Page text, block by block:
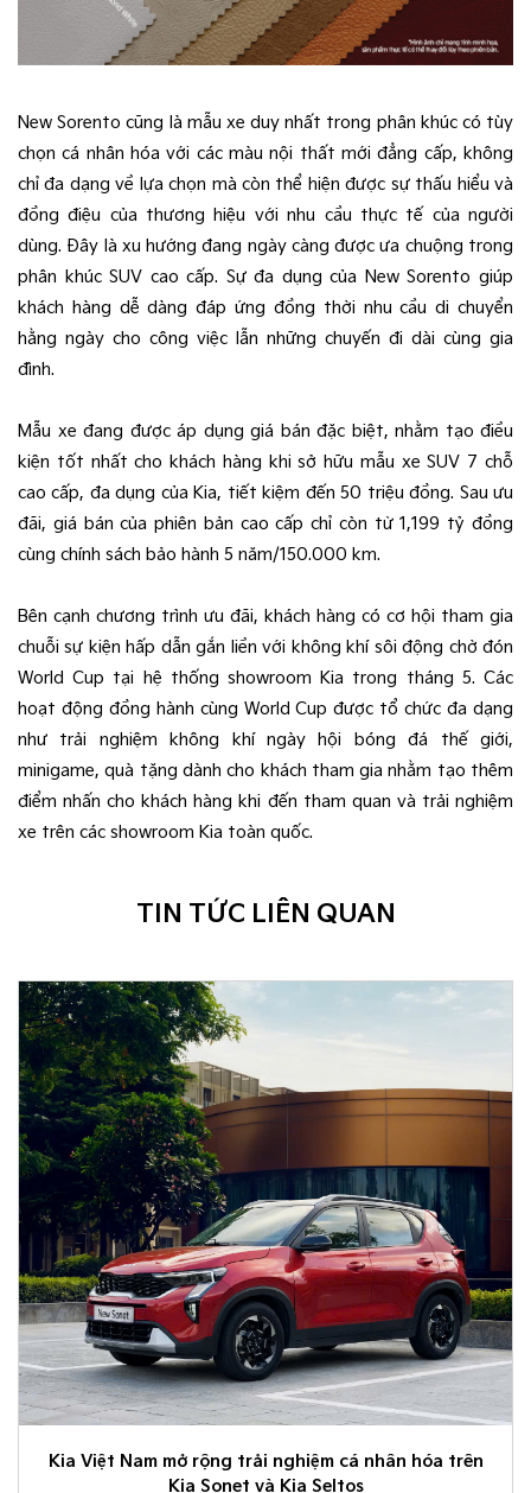
New Sorento cũng là mẫu xe duy nhất trong phân khúc có tùy
chọn cá nhân hóa với các màu nội thất mới đẳng cấp, không
chỉ đa dạng về lựa chọn mà còn thể hiện được sự thấu hiểu và
đồng điệu của thương hiệu với nhu cầu thực tế của người
dùng. Đây là xu hướng đang ngày càng được ưa chuộng trong
phân khúc SUV cao cấp. Sự đa dụng của New Sorento giúp
khách hàng dễ dàng đáp ứng đồng thời nhu cầu di chuyển
hằng ngày cho công việc lẫn những chuyến đi dài cùng gia
đình.
Mẫu xe đang được áp dụng giá bán đặc biệt, nhằm tạo điều
kiện tốt nhất cho khách hàng khi sở hữu mẫu xe SUV 7 chỗ
cao cấp, đa dụng của Kia, tiết kiệm đến 50 triệu đồng. Sau ưu
đãi, giá bán của phiên bản cao cấp chỉ còn từ 1,199 tỷ đồng
cùng chính sách bảo hành 5 năm/150.000 km.
Bên cạnh chương trình ưu đãi, khách hàng có cơ hội tham gia
chuỗi sự kiện hấp dẫn gắn liền với không khí sôi động chờ đón
World Cup tại hệ thống showroom Kia trong tháng 5. Các
hoạt động đồng hành cùng World Cup được tổ chức đa dạng
như trải nghiệm không khí ngày hội bóng đá thế giới,
minigame, quà tặng dành cho khách tham gia nhằm tạo thêm
điểm nhấn cho khách hàng khi đến tham quan và trải nghiệm
xe trên các showroom Kia toàn quốc.
TIN TỨC LIÊN QUAN
Kia Việt Nam mở rộng trải nghiệm cá nhân hóa trên
Kia Sonet và Kia Seltos